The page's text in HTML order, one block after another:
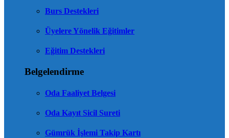
Burs Destekleri
Üyelere Yönelik Eğitimler
Eğitim Destekleri
Belgelendirme
Oda Faaliyet Belgesi
Oda Kayıt Sicil Sureti
Gümrük İşlemi Takip Kartı